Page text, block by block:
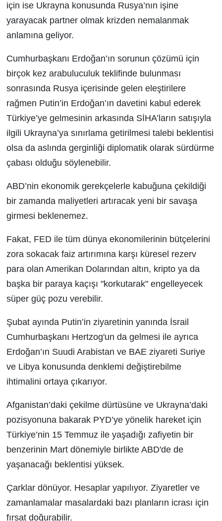
için ise Ukrayna konusunda Rusya’nın işine
yarayacak partner olmak krizden nemalanmak
anlamına geliyor.
Cumhurbaşkanı Erdoğan’ın sorunun çözümü için
birçok kez arabuluculuk teklifinde bulunması
sonrasında Rusya içerisinde gelen eleştirilere
rağmen Putin’in Erdoğan’ın davetini kabul ederek
Türkiye’ye gelmesinin arkasında SİHA’ların satışıyla
ilgili Ukrayna’ya sınırlama getirilmesi talebi beklentisi
olsa da aslında gerginliği diplomatik olarak sürdürme
çabası olduğu söylenebilir.
ABD’nin ekonomik gerekçelerle kabuğuna çekildiği
bir zamanda maliyetleri artıracak yeni bir savaşa
girmesi beklenemez.
Fakat, FED ile tüm dünya ekonomilerinin bütçelerini
zora sokacak faiz artırımına karşı küresel rezerv
para olan Amerikan Dolarından altın, kripto ya da
başka bir paraya kaçışı "korkutarak" engelleyecek
süper güç pozu verebilir.
Şubat ayında Putin’in ziyaretinin yanında İsrail
Cumhurbaşkanı Hertzog'un da gelmesi ile ayrıca
Erdoğan’ın Suudi Arabistan ve BAE ziyareti Suriye
ve Libya konusunda denklemi değiştirebilme
ihtimalini ortaya çıkarıyor.
Afganistan’daki çekilme dürtüsüne ve Ukrayna’daki
pozisyonuna bakarak PYD’ye yönelik hareket için
Türkiye’nin 15 Temmuz ile yaşadığı zafiyetin bir
benzerinin Mart dönemiyle birlikte ABD'de de
yaşanacağı beklentisi yüksek.
Çarklar dönüyor. Hesaplar yapılıyor. Ziyaretler ve
zamanlamalar masalardaki bazı planların icrası için
fırsat doğurabilir.